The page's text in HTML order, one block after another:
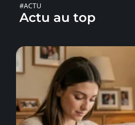
#ACTU
Actu au top